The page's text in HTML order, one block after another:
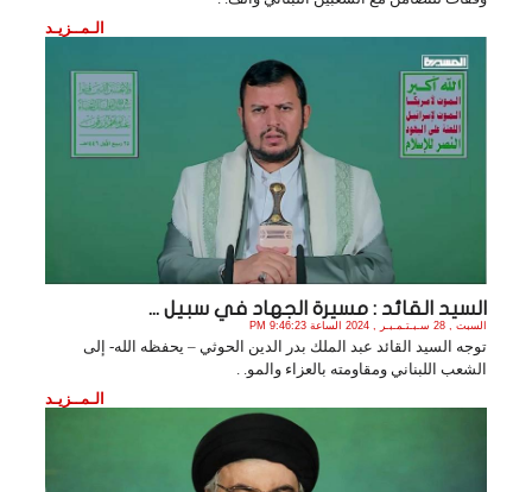
الـمــزيـد
السيد القائد : مسيرة الجهاد في سبيل ...
السبت , 28 سـبـتـمـبـر , 2024 الساعة 9:46:23 PM
توجه السيد القائد عبد الملك بدر الدين الحوثي – يحفظه الله- إلى
الشعب اللبناني ومقاومته بالعزاء والمو. .
الـمــزيـد